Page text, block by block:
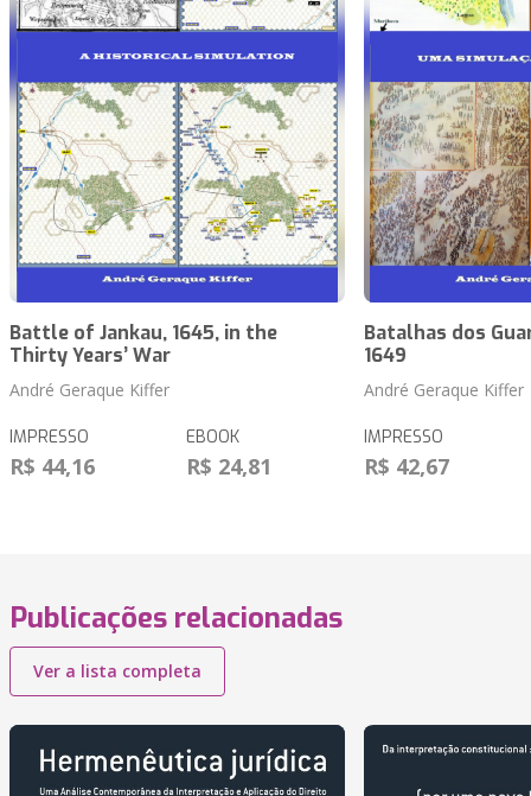
Battle of Jankau, 1645, in the
Thirty Years’ War
André Geraque Kiffer
IMPRESSO
R$ 44,16
EBOOK
R$ 24,81
Batalhas dos
1649
André Geraque Kiffer
IMPRESSO
R$ 42,67
Publicações relacionadas
Ver a lista completa